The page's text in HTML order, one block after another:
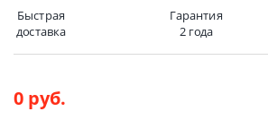
Быстрая
доставка
Гарантия
2 года
0 руб.